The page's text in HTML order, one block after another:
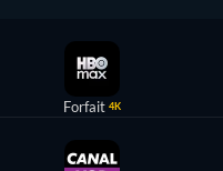
Forfait 4K